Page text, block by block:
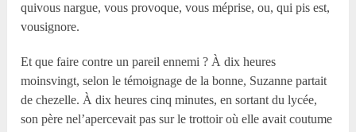
quivous nargue, vous provoque, vous méprise, ou, qui pis est,
vousignore.
Et que faire contre un pareil ennemi ? À dix heures
moinsvingt, selon le témoignage de la bonne, Suzanne partait
de chezelle. À dix heures cinq minutes, en sortant du lycée,
son père nel’apercevait pas sur le trottoir où elle avait coutume